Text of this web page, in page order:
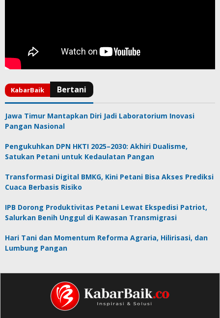
Jawa Timur Mantapkan Diri Jadi Laboratorium Inovasi
Pangan Nasional
Pengukuhkan DPN HKTI 2025–2030: Akhiri Dualisme,
Satukan Petani untuk Kedaulatan Pangan
Transformasi Digital BMKG, Kini Petani Bisa Akses Prediksi
Cuaca Berbasis Risiko
IPB Dorong Produktivitas Petani Lewat Ekspedisi Patriot,
Salurkan Benih Unggul di Kawasan Transmigrasi
Hari Tani dan Momentum Reforma Agraria, Hilirisasi, dan
Lumbung Pangan